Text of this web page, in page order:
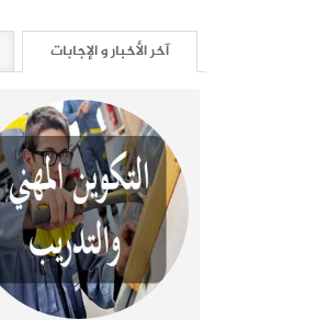
آخر الأخبار و الإجابات